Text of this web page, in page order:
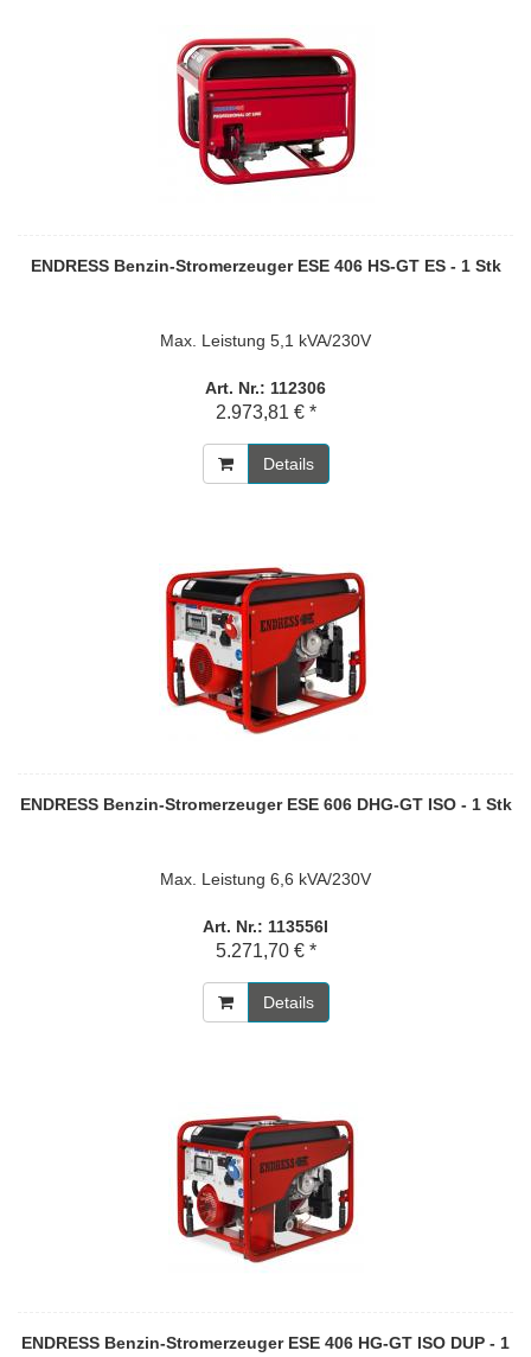
ENDRESS Benzin-Stromerzeuger ESE 406 HS-GT ES - 1 Stk
Max. Leistung 5,1 kVA/230V
Art. Nr.: 112306
2.973,81 € *
Details
ENDRESS Benzin-Stromerzeuger ESE 606 DHG-GT ISO - 1 Stk
Max. Leistung 6,6 kVA/230V
Art. Nr.: 113556I
5.271,70 € *
Details
ENDRESS Benzin-Stromerzeuger ESE 406 HG-GT ISO DUP - 1